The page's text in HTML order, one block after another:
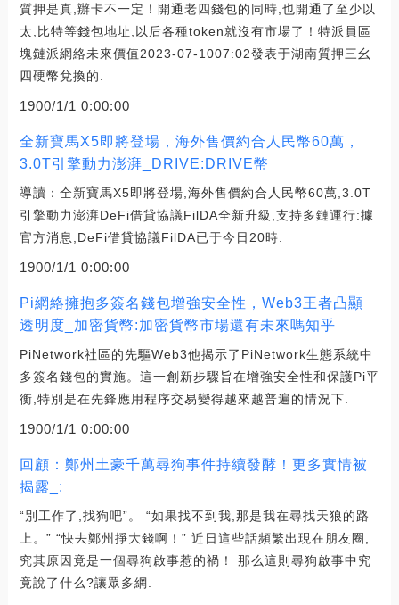
質押是真,辦卡不一定！開通老四錢包的同時,也開通了至少以
太,比特等錢包地址,以后各種token就沒有市場了！特派員區
塊鏈派網絡未來價值2023-07-1007:02發表于湖南質押三幺
四硬幣兌換的.
1900/1/1 0:00:00
全新寶馬X5即將登場，海外售價約合人民幣60萬，
3.0T引擎動力澎湃_DRIVE:DRIVE幣
導讀：全新寶馬X5即將登場,海外售價約合人民幣60萬,3.0T
引擎動力澎湃DeFi借貸協議FilDA全新升級,支持多鏈運行:據
官方消息,DeFi借貸協議FilDA已于今日20時.
1900/1/1 0:00:00
Pi網絡擁抱多簽名錢包增強安全性，Web3王者凸顯
透明度_加密貨幣:加密貨幣市場還有未來嗎知乎
PiNetwork社區的先驅Web3他揭示了PiNetwork生態系統中
多簽名錢包的實施。這一創新步驟旨在增強安全性和保護Pi平
衡,特別是在先鋒應用程序交易變得越來越普遍的情況下.
1900/1/1 0:00:00
回顧：鄭州土豪千萬尋狗事件持續發酵！更多實情被
揭露_:
“別工作了,找狗吧”。 “如果找不到我,那是我在尋找天狼的路
上。” “快去鄭州掙大錢啊！” 近日這些話頻繁出現在朋友圈,
究其原因竟是一個尋狗啟事惹的禍！ 那么這則尋狗啟事中究
竟說了什么?讓眾多網.